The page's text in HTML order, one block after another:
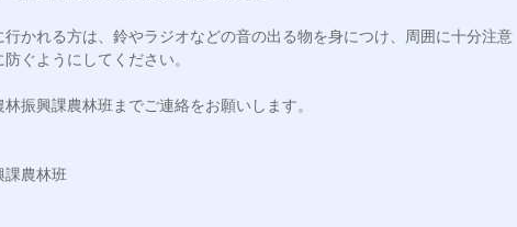
行かれる方は、鈴やラジオなどの音の出る物を身につけ、周囲に十分注意
ぐようにしてください。
振興課農林班までご連絡をお願いします。
課農林班